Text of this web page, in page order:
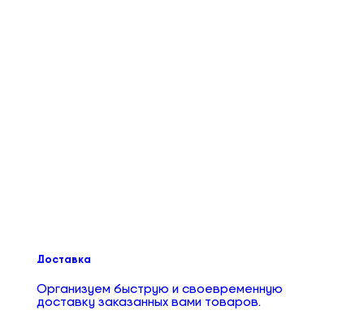
Доставка
Организуем быструю и своевременную
доставку заказанных вами товаров.